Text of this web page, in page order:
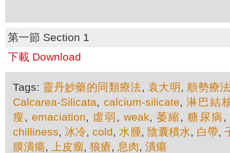
第一節 Section 1
下載 Download
Tags: 靈丹妙藥的同類療法, 袁大明 , 順勢療
Calcarea-Silicata, calcium-silicate,淋巴結
瘦 , emaciation, 虛弱 ,weak,萎縮 ,糖尿病 ,
chilliness, 冰冷, cold, 水腫, 陰囊積水, 白帶,
膜潰瘍, 上皮瘤, 狼瘡, 息肉, 潰瘍